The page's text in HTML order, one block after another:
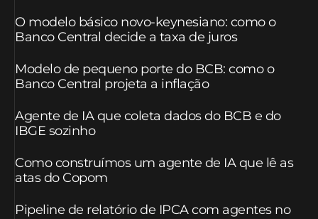
O modelo básico novo-keynesiano: como o
Banco Central decide a taxa de juros
Modelo de pequeno porte do BCB: como o
Banco Central projeta a inflação
Agente de IA que coleta dados do BCB e do
IBGE sozinho
Como construímos um agente de IA que lê as
atas do Copom
Pipeline de relatório de IPCA com agentes no